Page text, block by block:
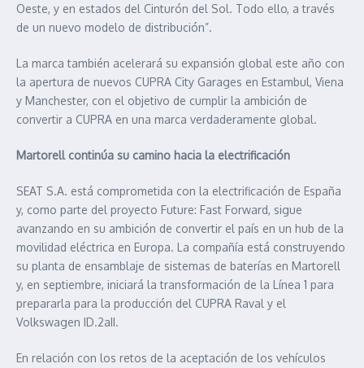
Oeste, y en estados del Cinturón del Sol. Todo ello, a través
de un nuevo modelo de distribución”.
La marca también acelerará su expansión global este año con
la apertura de nuevos CUPRA City Garages en Estambul, Viena
y Manchester, con el objetivo de cumplir la ambición de
convertir a CUPRA en una marca verdaderamente global.
Martorell continúa su camino hacia la electrificación
SEAT S.A. está comprometida con la electrificación de España
y, como parte del proyecto Future: Fast Forward, sigue
avanzando en su ambición de convertir el país en un hub de la
movilidad eléctrica en Europa. La compañía está construyendo
su planta de ensamblaje de sistemas de baterías en Martorell
y, en septiembre, iniciará la transformación de la Línea 1 para
prepararla para la producción del CUPRA Raval y el
Volkswagen ID.2aII.
En relación con los retos de la aceptación de los vehículos